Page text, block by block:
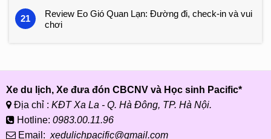
21
Review Eo Gió Quan Lạn: Đường đi, check-in và vui
chơi
Xe du lịch, Xe đưa đón CBCNV và Học sinh Pacific*
Địa chỉ : KĐT Xa La - Q. Hà Đông, TP. Hà Nội.
Hotline: 0983.00.11.96
Email: xedulichpacific@gmail.com